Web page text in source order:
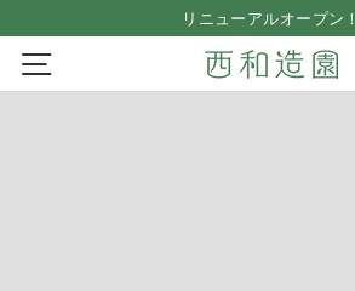
to
content
Pause
slideshow
リニューアルオープン！
SITE NAVIGATION